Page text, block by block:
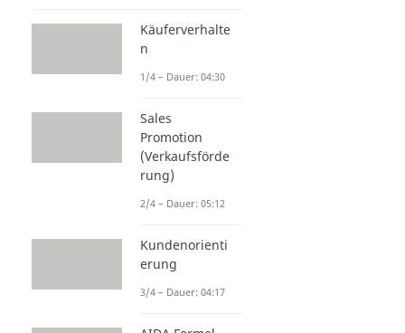
Käuferverhalte
n
1/4 – Dauer: 04:30
Sales
Promotion
(Verkaufsförde
rung)
2/4 – Dauer: 05:12
Kundenorienti
erung
3/4 – Dauer: 04:17